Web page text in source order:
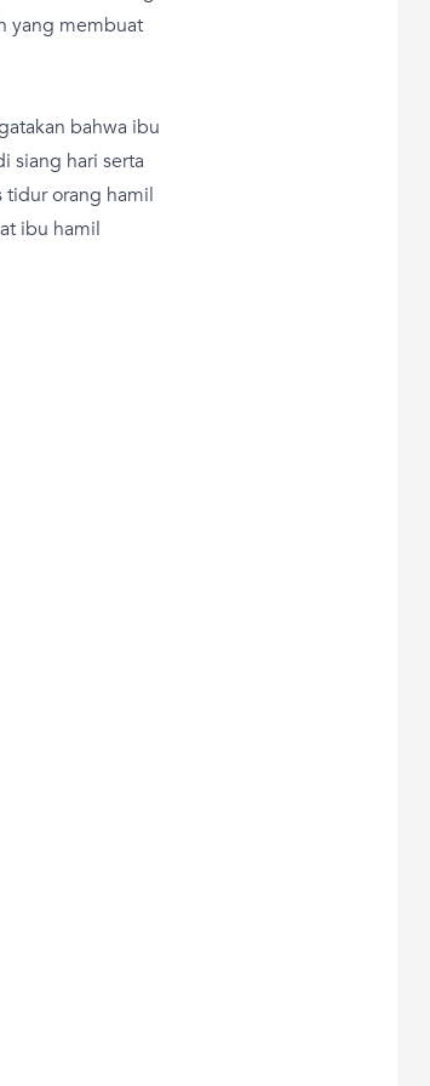
yang membuat
bahwa ibu
siang hari serta
tidur orang hamil
ibu hamil